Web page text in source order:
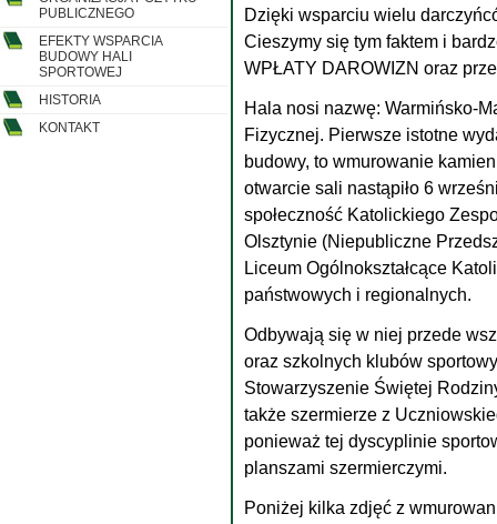
PUBLICZNEGO
EFEKTY WSPARCIA
BUDOWY HALI
SPORTOWEJ
HISTORIA
KONTAKT
Dzięki wsparciu wielu
Cieszymy się tym faktem i
WPŁATY DAROWIZN oraz
Hala nosi nazwę: Warmińsko-
Fizycznej. Pierwsze istotne
budowy, to wmurowanie
otwarcie sali nastąpiło 6
społeczność Katolickiego
Olsztynie (Niepubliczne
Liceum Ogólnokształcące
państwowych i regionalnych.
Odbywają się w niej przede
oraz szkolnych klubów
Stowarzyszenie Świętej
także szermierze z
ponieważ tej dyscyplinie
planszami szermierczymi.
Poniżej kilka zdjęć z